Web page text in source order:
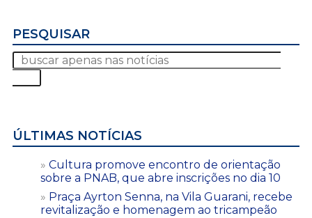
PESQUISAR
ÚLTIMAS NOTÍCIAS
Cultura promove encontro de orientação
sobre a PNAB, que abre inscrições no dia 10
Praça Ayrton Senna, na Vila Guarani, recebe
revitalização e homenagem ao tricampeão